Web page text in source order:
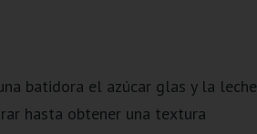
batidora el azúcar glas y la leche
hasta obtener una textura